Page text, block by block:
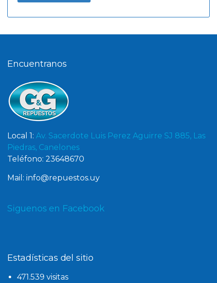
Encuentranos
Local 1: Av. Sacerdote Luis Perez Aguirre SJ 885, Las
Piedras, Canelones
Teléfono: 23648670
Mail: info@repuestos.uy
Siguenos en Facebook
Estadísticas del sitio
471.539 visitas